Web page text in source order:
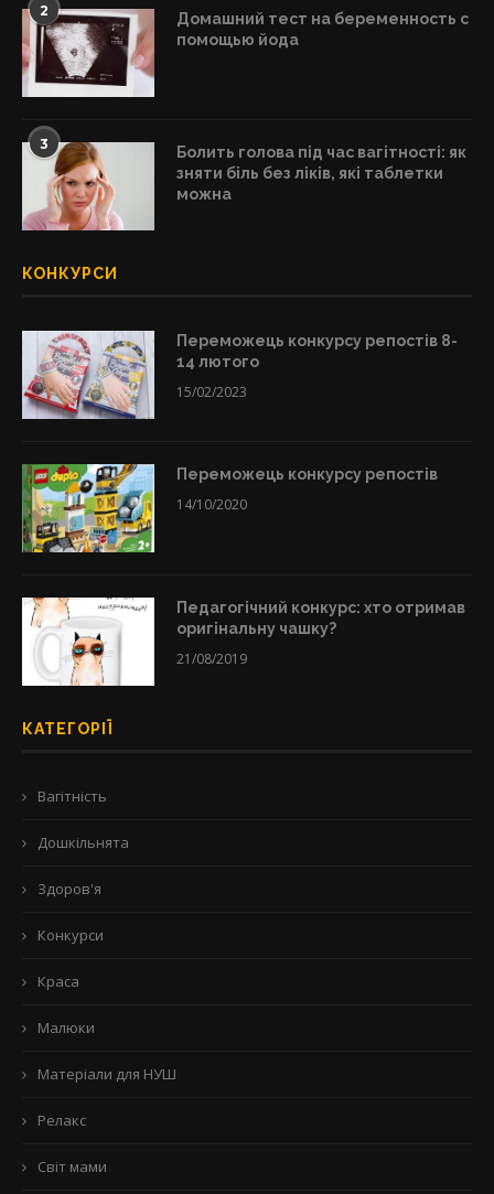
2
Домашний тест на беременность с
помощью йода
3
Болить голова під час вагітності: як
зняти біль без ліків, які таблетки
можна
КОНКУРСИ
Переможець конкурсу репостів 8-
14 лютого
15/02/2023
Переможець конкурсу репостів
14/10/2020
Педагогічний конкурс: хто отримав
оригінальну чашку?
21/08/2019
КАТЕГОРІЇ
Вагітність
Дошкільнята
Здоров'я
Конкурси
Краса
Малюки
Матеріали для НУШ
Релакс
Світ мами